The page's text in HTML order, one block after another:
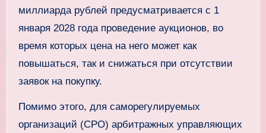
миллиарда рублей предусматривается с 1
января 2028 года проведение аукционов, во
время которых цена на него может как
повышаться, так и снижаться при отсутствии
заявок на покупку.
Помимо этого, для саморегулируемых
организаций (СРО) арбитражных управляющих